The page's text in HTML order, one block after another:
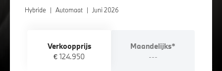
Hybride | Automaat | Juni 2026
Verkoopprijs
€ 124.950
Maandelijks*
---